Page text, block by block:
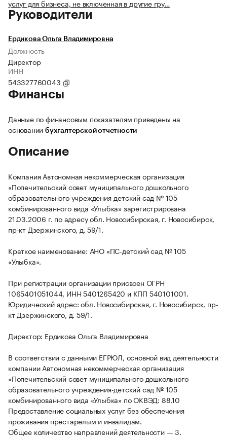
услуг для бизнеса, не включенная в другие гру…
Руководители
Ердикова Ольга Владимировна
Должность
Директор
ИНН
543327760043
Финансы
Данные по финансовым показателям приведены на
основании бухгалтерской отчетности
Описание
Компания Автономная некоммерческая организация
«Попечительский совет муниципального дошкольного
образовательного учреждения-детский сад № 105
комбинированного вида «Улыбка» зарегистрирована
21.03.2006 г. по адресу обл. Новосибирская, г. Новосибирск,
пр-кт Дзержинского, д. 59/1.
Краткое наименование: АНО «ПС-детский сад № 105
«Улыбка».
При регистрации организации присвоен ОГРН
1065401051044, ИНН 5401265420 и КПП 540101001.
Юридический адрес: обл. Новосибирская, г. Новосибирск, пр-
кт Дзержинского, д. 59/1.
Директор: Ердикова Ольга Владимировна
В соответствии с данными ЕГРЮЛ, основной вид деятельности
компании Автономная некоммерческая организация
«Попечительский совет муниципального дошкольного
образовательного учреждения-детский сад № 105
комбинированного вида «Улыбка» по ОКВЭД: 88.10
Предоставление социальных услуг без обеспечения
проживания престарелым и инвалидам.
Общее количество направлений деятельности — 3.